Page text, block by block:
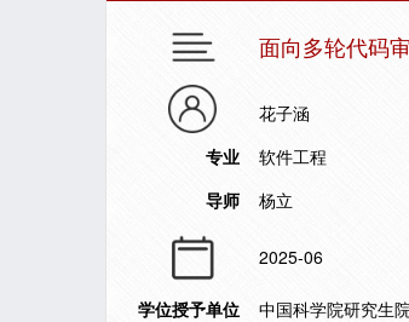
面向多轮代码
花子涵
专业
软件工程
导师
杨立
2025-06
学位授予单位
中国科学院研究生